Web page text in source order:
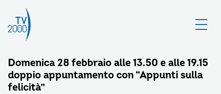
Domenica 28 febbraio alle 13.50 e alle 19.15
doppio appuntamento con “Appunti sulla
felicità”